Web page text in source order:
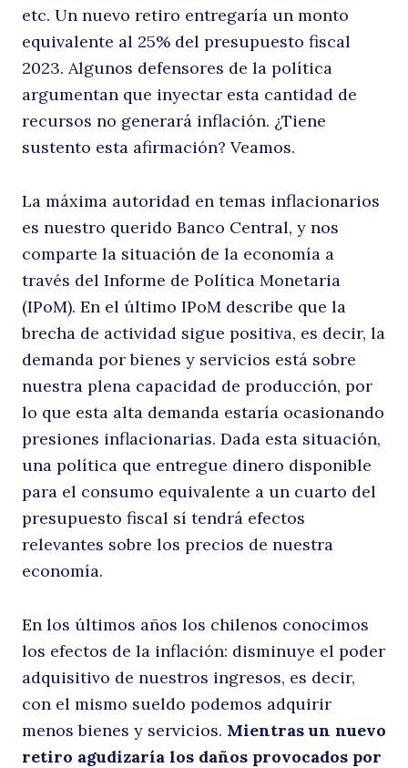
etc. Un nuevo retiro entregaría un monto
equivalente al 25% del presupuesto fiscal
2023. Algunos defensores de la política
argumentan que inyectar esta cantidad de
recursos no generará inflación. ¿Tiene
sustento esta afirmación? Veamos.
La máxima autoridad en temas inflacionarios
es nuestro querido Banco Central, y nos
comparte la situación de la economía a
través del Informe de Política Monetaria
(IPoM). En el último IPoM describe que la
brecha de actividad sigue positiva, es decir, la
demanda por bienes y servicios está sobre
nuestra plena capacidad de producción, por
lo que esta alta demanda estaría ocasionando
presiones inflacionarias. Dada esta situación,
una política que entregue dinero disponible
para el consumo equivalente a un cuarto del
presupuesto fiscal sí tendrá efectos
relevantes sobre los precios de nuestra
economía.
En los últimos años los chilenos conocimos
los efectos de la inflación: disminuye el poder
adquisitivo de nuestros ingresos, es decir,
con el mismo sueldo podemos adquirir
menos bienes y servicios. Mientras un nuevo
retiro agudizaría los daños provocados por